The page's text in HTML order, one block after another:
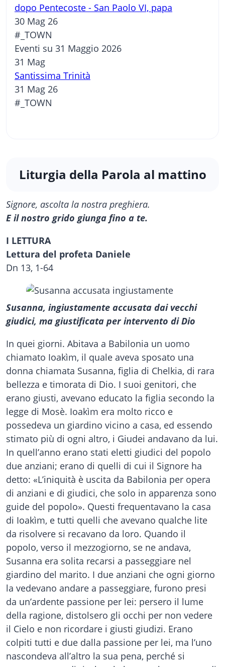
dopo Pentecoste - San Paolo VI, papa
30 Mag 26
#_TOWN
Eventi su 31 Maggio 2026
31 Mag
Santissima Trinità
31 Mag 26
#_TOWN
Liturgia della Parola al mattino
Signore, ascolta la nostra preghiera.
E il nostro grido giunga fino a te.
I LETTURA
Lettura del profeta Daniele
Dn 13, 1-64
Susanna, ingiustamente accusata dai vecchi
giudici, ma giustificata per intervento di Dio
In quei giorni. Abitava a Babilonia un uomo
chiamato Ioakìm, il quale aveva sposato una
donna chiamata Susanna, figlia di Chelkia, di rara
bellezza e timorata di Dio. I suoi genitori, che
erano giusti, avevano educato la figlia secondo la
legge di Mosè. Ioakìm era molto ricco e
possedeva un giardino vicino a casa, ed essendo
stimato più di ogni altro, i Giudei andavano da lui.
In quell’anno erano stati eletti giudici del popolo
due anziani; erano di quelli di cui il Signore ha
detto: «L’iniquità è uscita da Babilonia per opera
di anziani e di giudici, che solo in apparenza sono
guide del popolo». Questi frequentavano la casa
di Ioakìm, e tutti quelli che avevano qualche lite
da risolvere si recavano da loro. Quando il
popolo, verso il mezzogiorno, se ne andava,
Susanna era solita recarsi a passeggiare nel
giardino del marito. I due anziani che ogni giorno
la vedevano andare a passeggiare, furono presi
da un’ardente passione per lei: persero il lume
della ragione, distolsero gli occhi per non vedere
il Cielo e non ricordare i giusti giudizi. Erano
colpiti tutti e due dalla passione per lei, ma l’uno
nascondeva all’altro la sua pena, perché si